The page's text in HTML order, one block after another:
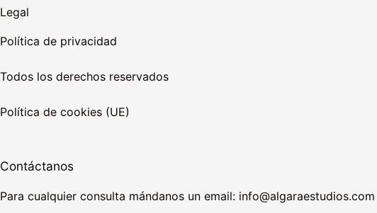
Legal
Política de privacidad
Todos los derechos reservados
Política de cookies (UE)
Contáctanos
Para cualquier consulta mándanos un email: info@algaraestudios.com